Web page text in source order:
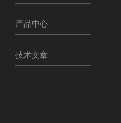
产品中心
技术文章